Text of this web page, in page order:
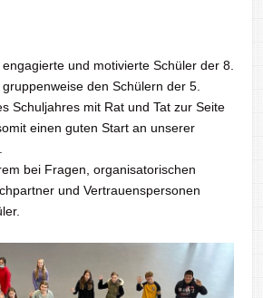
und motivierte Schüler der 8.
den Schülern der 5.
Schuljahres mit Rat und Tat zur Seite
einen guten Start an unserer
bei Fragen, organisatorischen
und Vertrauenspersonen